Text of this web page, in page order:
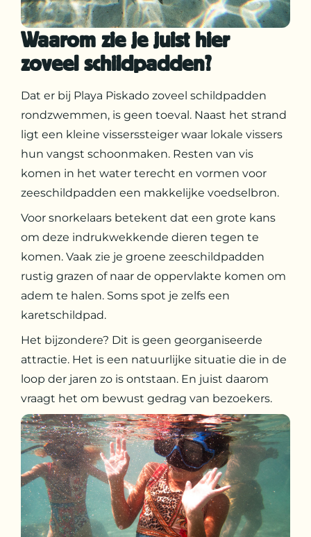
Waarom zie je juist hier
zoveel schildpadden?
Dat er bij Playa Piskado zoveel schildpadden
rondzwemmen, is geen toeval. Naast het strand
ligt een kleine visserssteiger waar lokale vissers
hun vangst schoonmaken. Resten van vis
komen in het water terecht en vormen voor
zeeschildpadden een makkelijke voedselbron.
Voor snorkelaars betekent dat een grote kans
om deze indrukwekkende dieren tegen te
komen. Vaak zie je groene zeeschildpadden
rustig grazen of naar de oppervlakte komen om
adem te halen. Soms spot je zelfs een
karetschildpad.
Het bijzondere? Dit is geen georganiseerde
attractie. Het is een natuurlijke situatie die in de
loop der jaren zo is ontstaan. En juist daarom
vraagt het om bewust gedrag van bezoekers.